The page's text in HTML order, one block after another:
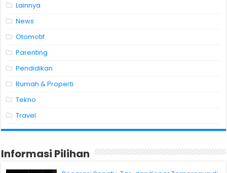
Lainnya
News
Otomotif
Parenting
Pendidikan
Rumah & Properti
Tekno
Travel
Informasi Pilihan